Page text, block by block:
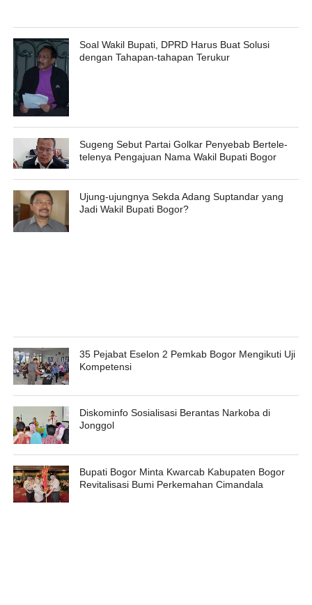
Soal Wakil Bupati, DPRD Harus Buat Solusi
dengan Tahapan-tahapan Terukur
Sugeng Sebut Partai Golkar Penyebab Bertele-
telenya Pengajuan Nama Wakil Bupati Bogor
Ujung-ujungnya Sekda Adang Suptandar yang
Jadi Wakil Bupati Bogor?
35 Pejabat Eselon 2 Pemkab Bogor Mengikuti Uji
Kompetensi
Diskominfo Sosialisasi Berantas Narkoba di
Jonggol
Bupati Bogor Minta Kwarcab Kabupaten Bogor
Revitalisasi Bumi Perkemahan Cimandala